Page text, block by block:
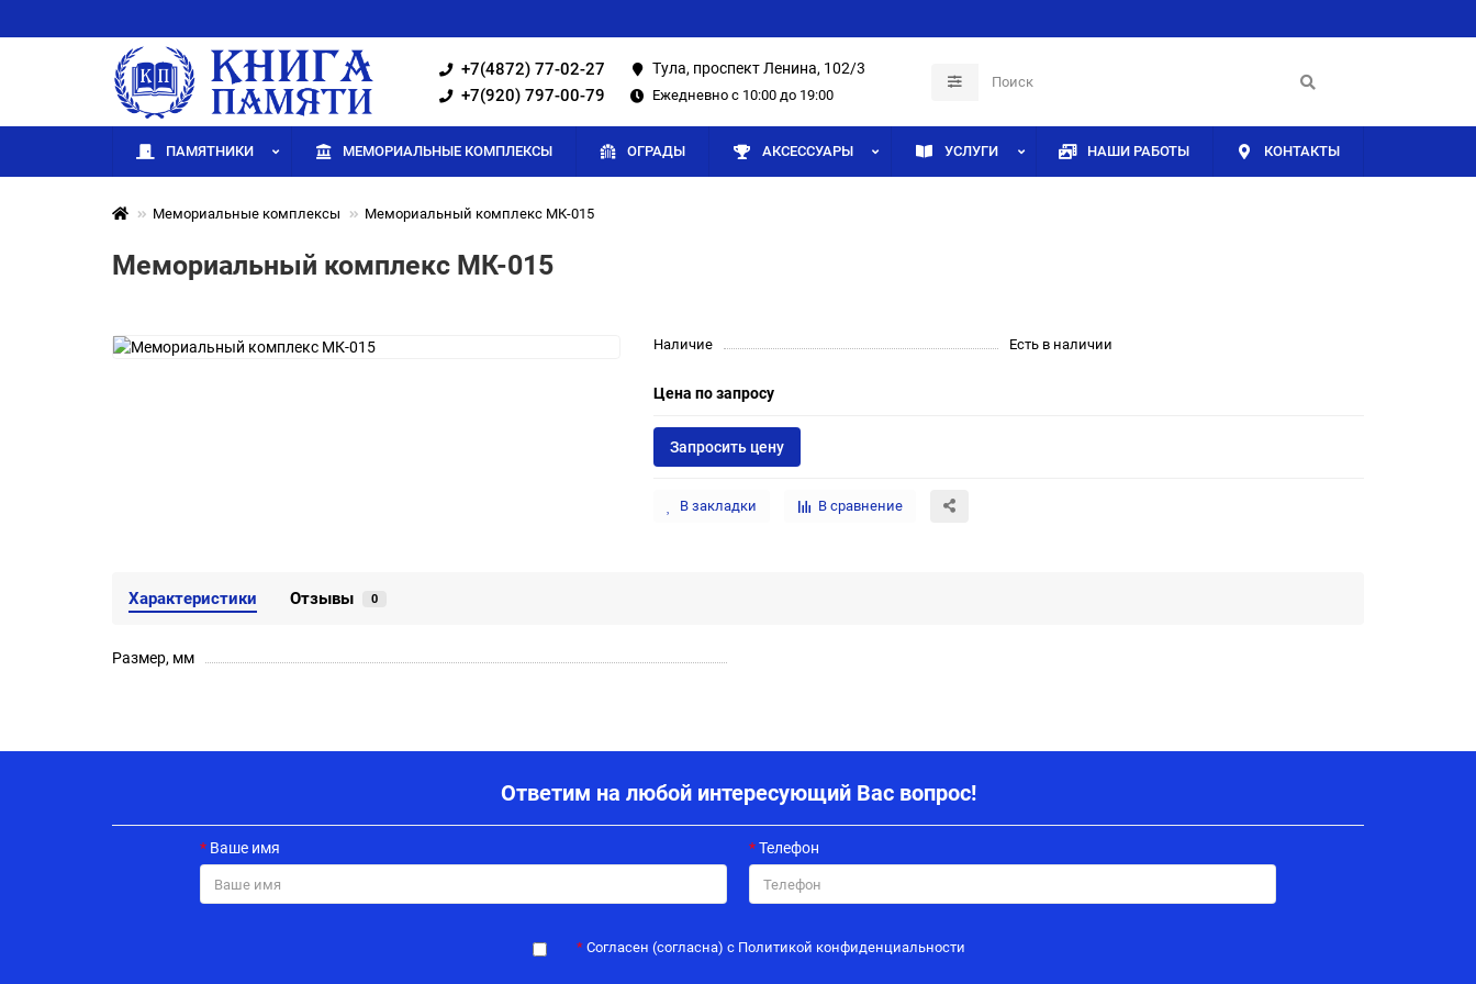
+7(4872) 77-02-27
+7(920) 797-00-79
Тула, проспект Ленина, 102/3
Ежедневно с 10:00 до 19:00
ПАМЯТНИКИ МЕМОРИАЛЬНЫЕ КОМПЛЕКСЫ ОГРАДЫ АКСЕССУАРЫ УСЛУГИ НАШИ РАБОТЫ КОНТАКТЫ
Мемориальные комплексы Мемориальный комплекс МК-015
Мемориальный комплекс МК-015
Наличие Есть в наличии
Цена по запросу
Запросить цену
В закладки В сравнение
Характеристики Отзывы 0
Размер, мм
Ответим на любой интересующий Вас вопрос!
Ваше имя Телефон
Согласен (согласна) с Политикой конфиденциальности